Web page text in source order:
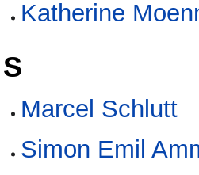
Katherine
S
Marcel Schlutt
Simon Emil